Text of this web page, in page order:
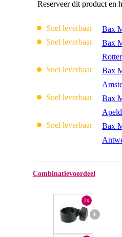
Reserveer dit product en
Snel leverbaar Bax
Snel leverbaar
Bax
Snel leverbaar
Bax
Snel leverbaar
Bax
Snel leverbaar
Bax
Combinatievoordeel
+
2x